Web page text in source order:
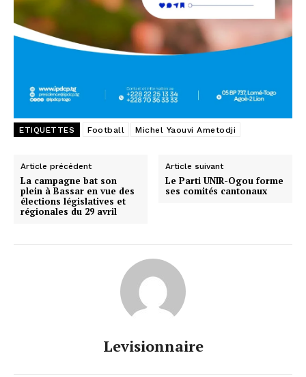
ETIQUETTES Football Michel Yaouvi Ametodji
Article précédent
La campagne bat son
plein à Bassar en vue des
élections législatives et
régionales du 29 avril
Article suivant
Le Parti UNIR-Ogou forme
ses comités cantonaux
Levisionnaire